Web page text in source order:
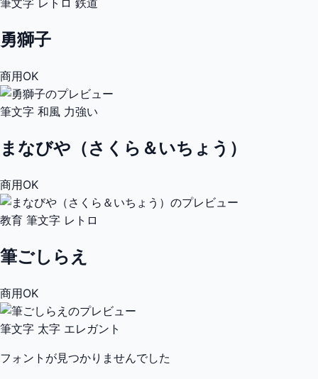
筆文字 レトロ 鉄道
勇獅子
商用OK
筆文字 和風 力強い
まなびや（さくら＆いちょう）
商用OK
教育 筆文字 レトロ
筆ごしらえ
商用OK
筆文字 太字 エレガント
フォントが見つかりませんでした